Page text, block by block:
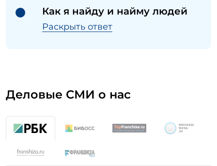
Как я найду и найму людей
Раскрыть ответ
Деловые СМИ о нас